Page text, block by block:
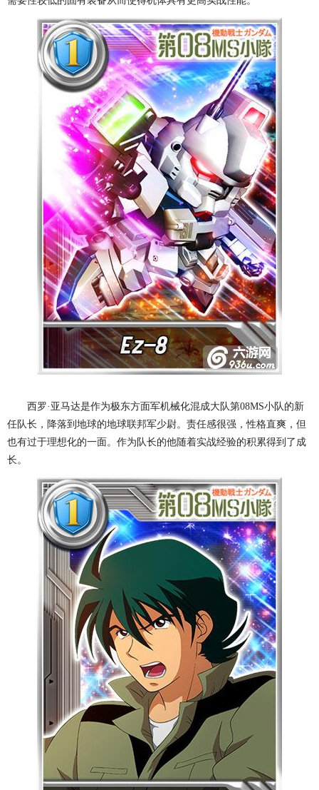
西罗·亚马达是作为极东方面军机械化混成大队第08MS小队的新
任队长，降落到地球的地球联邦军少尉。责任感很强，性格直爽，但
也有过于理想化的一面。作为队长的他随着实战经验的积累得到了成
长。